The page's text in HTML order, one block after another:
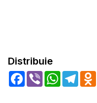
Distribuie
Facebook
Viber